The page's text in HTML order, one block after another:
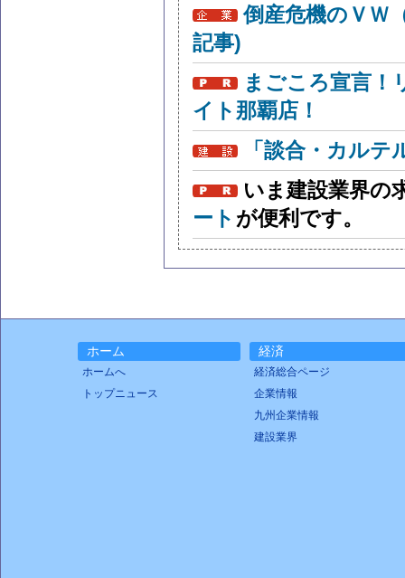
倒産危機のＶＷ
記事)
まごころ宣言！
イト那覇店！
「談合・カル
いま建設業界の
ート が便利です。
ホーム
ホームへ
トップニュース
経済
経済総合ページ
企業情報
九州企業情報
建設業界